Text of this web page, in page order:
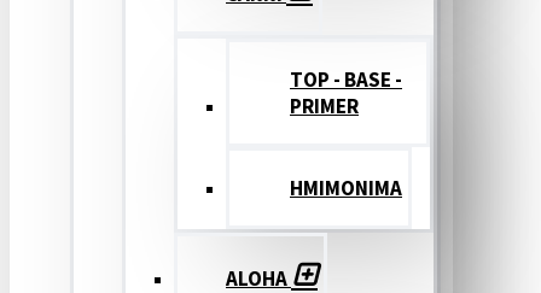
TOP - BASE -
PRIMER
ΗΜΙΜΟΝΙΜΑ
ALOHA